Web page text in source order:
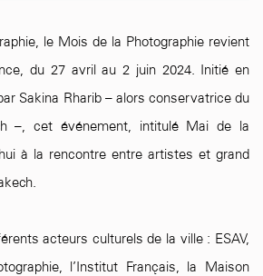
le Mois de la Photographie revient
du 27 avril au 2 juin 2024. Initié en
Sakina Rharib – alors conservatrice du
–, cet événement, intitulé Mai de la
à la rencontre entre artistes et grand
acteurs culturels de la ville : ESAV,
l’Institut Français, la Maison